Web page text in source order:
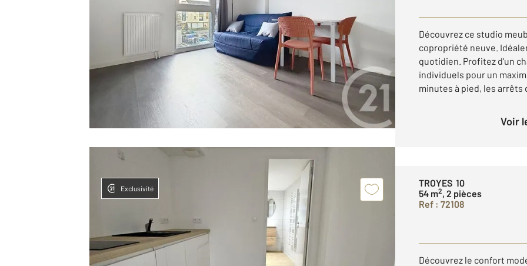
Découvrez ce studio
copropriété neuve.
quotidien. Profitez d'un
individuels pour un
minutes à pied, les arrêts
Voir
Exclusivité
TROYES 10
54 m2, 2 pièces
Ref : 72108
Découvrez le confort